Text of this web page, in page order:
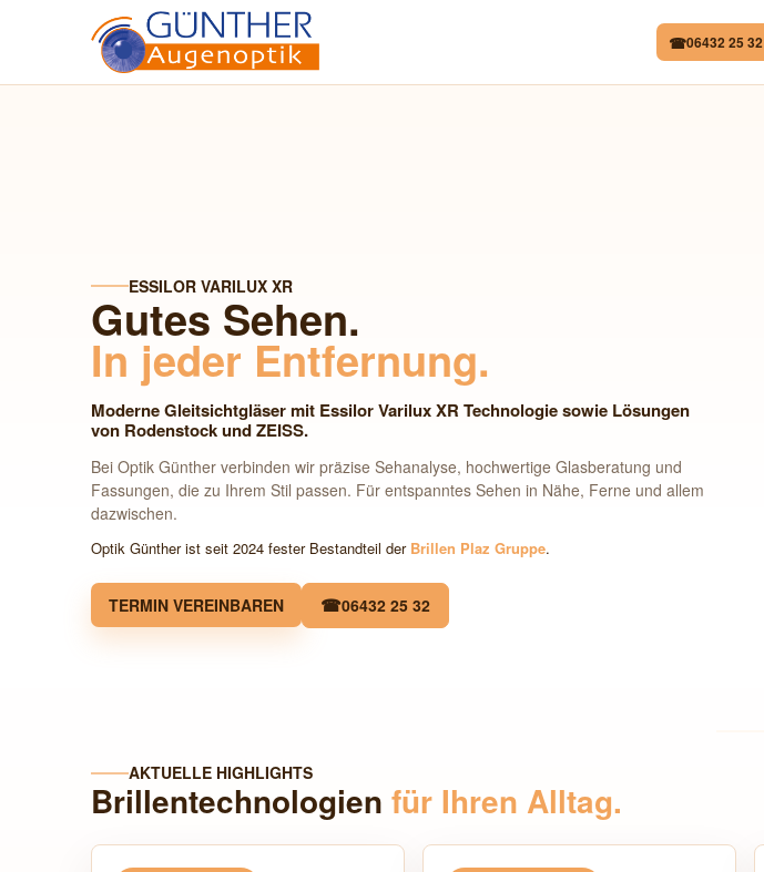
06432 25 32
ESSILOR VARILUX XR
Gutes Sehen.
In jeder Entfernung.
Moderne Gleitsichtgläser mit Essilor Varilux XR Technologie sowie Lösungen
von Rodenstock und ZEISS.
Bei Optik Günther verbinden wir präzise Sehanalyse, hochwertige Glasberatung und
Fassungen, die zu Ihrem Stil passen. Für entspanntes Sehen in Nähe, Ferne und allem
dazwischen.
Optik Günther ist seit 2024 fester Bestandteil der Brillen Plaz Gruppe.
TERMIN VEREINBAREN 06432 25 32
AKTUELLE HIGHLIGHTS
Brillentechnologien für Ihren Alltag.